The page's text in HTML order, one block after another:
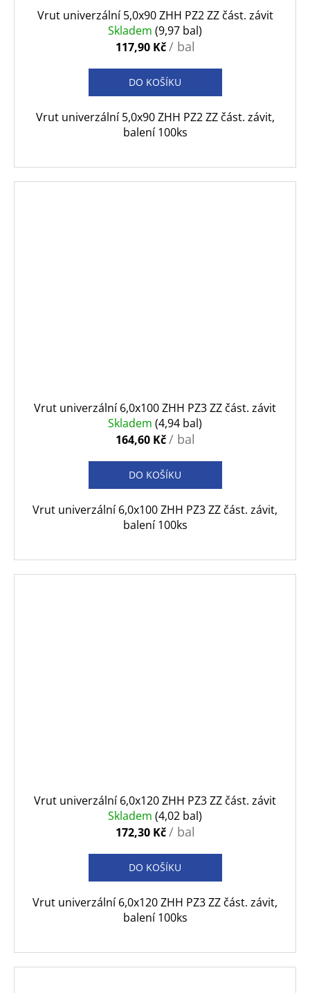
Vrut univerzální 5,0x90 ZHH PZ2 ZZ část. závit
Skladem (9,97 bal)
117,90 Kč/ bal
DO KOŠÍKU
Vrut univerzální 5,0x90 ZHH PZ2 ZZ část. závit,
balení 100ks
Vrut univerzální 6,0x100 ZHH PZ3 ZZ část. závit
Skladem (4,94 bal)
164,60 Kč/ bal
DO KOŠÍKU
Vrut univerzální 6,0x100 ZHH PZ3 ZZ část. závit,
balení 100ks
Vrut univerzální 6,0x120 ZHH PZ3 ZZ část. závit
Skladem (4,02 bal)
172,30 Kč/ bal
DO KOŠÍKU
Vrut univerzální 6,0x120 ZHH PZ3 ZZ část. závit,
balení 100ks